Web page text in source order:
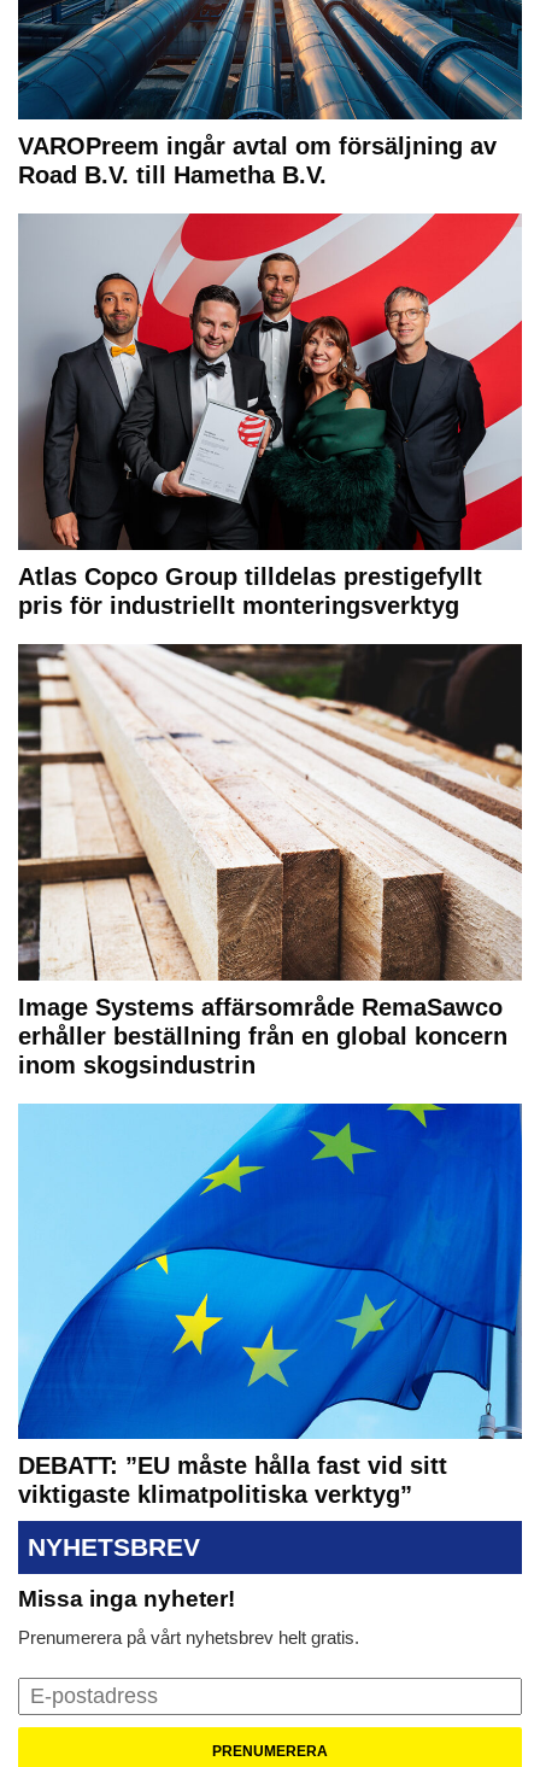
VAROPreem ingår avtal om försäljning av
Road B.V. till Hametha B.V.
Atlas Copco Group tilldelas prestigefyllt
pris för industriellt monteringsverktyg
Image Systems affärsområde RemaSawco
erhåller beställning från en global koncern
inom skogsindustrin
DEBATT: ”EU måste hålla fast vid sitt
viktigaste klimatpolitiska verktyg”
NYHETSBREV
Missa inga nyheter!
Prenumerera på vårt nyhetsbrev helt gratis.